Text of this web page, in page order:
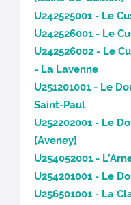
U242525001 - Le
U242526001 - Le
U242526002 - Le
- La Lavenne
U251201001 - Le
Saint-Paul
U252202001 - Le
[Aveney]
U254052001 -
U254201001 - Le
U256501001 - La